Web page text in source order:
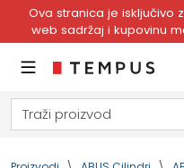
Ova stranica je isključivo
web sadržaj i kupovinu